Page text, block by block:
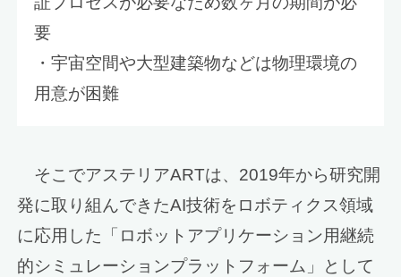
要
・宇宙空間や大型建築物などは物理環境の
用意が困難
そこでアステリアARTは、2019年から研究開
発に取り組んできたAI技術をロボティクス領域
に応用した「ロボットアプリケーション用継続
的シミュレーションプラットフォーム」として